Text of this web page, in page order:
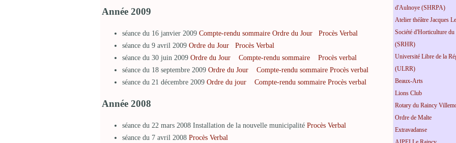
Année 2009
séance du 16 janvier 2009 Compte-rendu sommaire Ordre du Jour
Procès Verbal
séance du 9 avril 2009 Ordre du Jour
Procès Verbal
séance du 30 juin 2009 Ordre du Jour Compte-rendu sommaire
Procès verbal
séance du 18 septembre 2009 Ordre du Jour Compte-rendu sommaire Procès verbal
séance du 21 décembre 2009 Ordre du jour Compte-rendu sommaire Procès verbal
Année 2008
séance du 22 mars 2008 Installation de la nouvelle municipalité Procès Verbal
séance du 7 avril 2008 Procès Verbal
d'Aulnoye (SHRPA)
Atelier théâtre Jacques
Société d'Horticulture du
(SRHR)
Université Libre de la
(ULRR)
Beaux-Arts
Lions Club
Rotary du Raincy
Ordre de Malte
Extravadanse